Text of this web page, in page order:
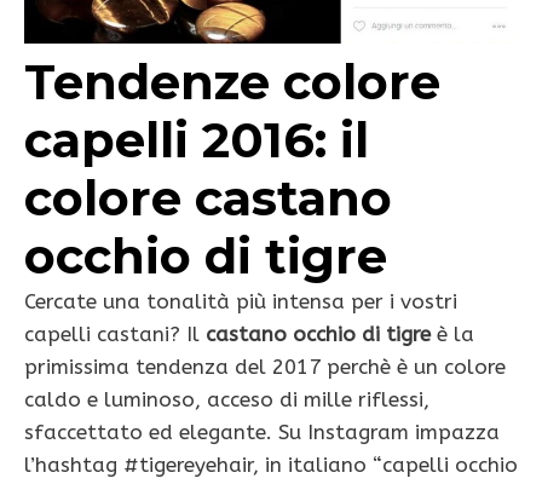
Tendenze colore
capelli 2016: il
colore castano
occhio di tigre
Cercate una tonalità più intensa per i vostri
capelli castani? Il castano occhio di tigreè la
primissima tendenza del 2017 perchè è un colore
caldo e luminoso, acceso di mille riflessi,
sfaccettato ed elegante. Su Instagram impazza
l’hashtag #tigereyehair, in italiano “capelli occhio